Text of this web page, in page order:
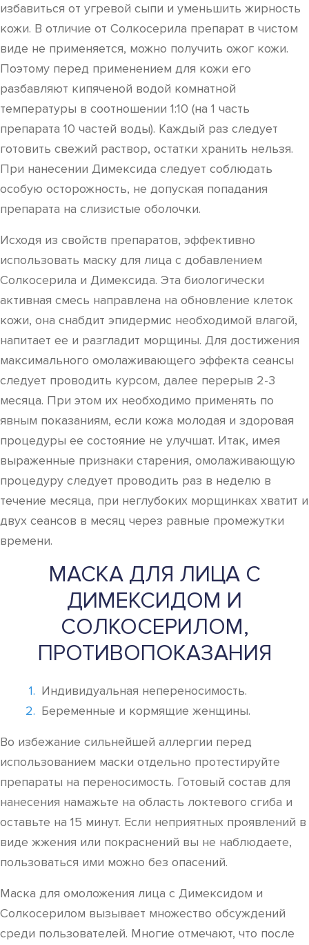
избавиться от угревой сыпи и уменьшить жирность
кожи. В отличие от Солкосерила препарат в чистом
виде не применяется, можно получить ожог кожи.
Поэтому перед применением для кожи его
разбавляют кипяченой водой комнатной
температуры в соотношении 1:10 (на 1 часть
препарата 10 частей воды). Каждый раз следует
готовить свежий раствор, остатки хранить нельзя.
При нанесении Димексида следует соблюдать
особую осторожность, не допуская попадания
препарата на слизистые оболочки.
Исходя из свойств препаратов, эффективно
использовать маску для лица с добавлением
Солкосерила и Димексида. Эта биологически
активная смесь направлена на обновление клеток
кожи, она снабдит эпидермис необходимой влагой,
напитает ее и разгладит морщины. Для достижения
максимального омолаживающего эффекта сеансы
следует проводить курсом, далее перерыв 2-3
месяца. При этом их необходимо применять по
явным показаниям, если кожа молодая и здоровая
процедуры ее состояние не улучшат. Итак, имея
выраженные признаки старения, омолаживающую
процедуру следует проводить раз в неделю в
течение месяца, при неглубоких морщинках хватит и
двух сеансов в месяц через равные промежутки
времени.
МАСКА ДЛЯ ЛИЦА С
ДИМЕКСИДОМ И
СОЛКОСЕРИЛОМ,
ПРОТИВОПОКАЗАНИЯ
Индивидуальная непереносимость.
Беременные и кормящие женщины.
Во избежание сильнейшей аллергии перед
использованием маски отдельно протестируйте
препараты на переносимость. Готовый состав для
нанесения намажьте на область локтевого сгиба и
оставьте на 15 минут. Если неприятных проявлений в
виде жжения или покраснений вы не наблюдаете,
пользоваться ими можно без опасений.
Маска для омоложения лица с Димексидом и
Солкосерилом вызывает множество обсуждений
среди пользователей. Многие отмечают, что после